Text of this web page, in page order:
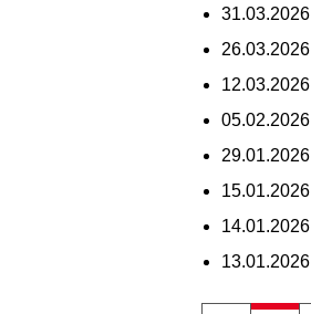
31.03.2026
26.03.2026
12.03.2026
05.02.2026
29.01.2026
15.01.2026
14.01.2026
13.01.2026